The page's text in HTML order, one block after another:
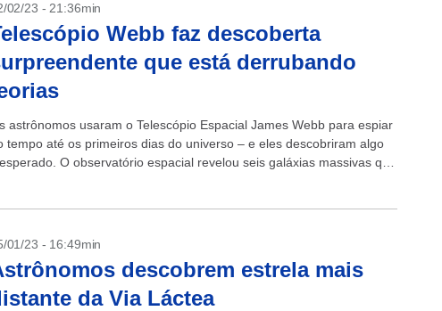
02/23 - 21:36min
Webb faz descoberta
que está derrubando
astrônomos usaram o Telescópio Espacial James Webb para espiar
tempo até os primeiros dias do universo – e eles descobriram algo
O observatório espacial revelou seis galáxias massivas que
01/23 - 16:49min
descobrem estrela mais
da Via Láctea